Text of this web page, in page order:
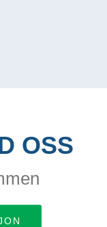
OSS